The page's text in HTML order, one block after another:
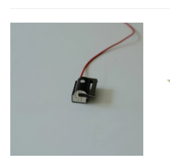
Контактирајте Нас